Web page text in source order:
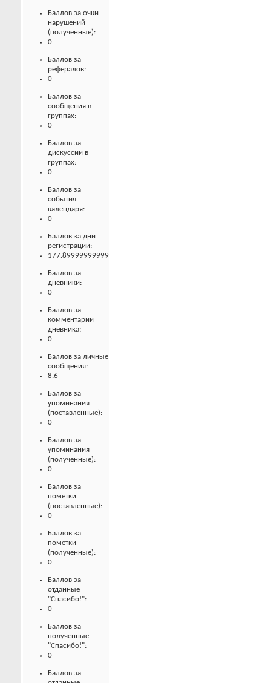
Баллов за очки
нарушений
(полученные):
0
Баллов за
рефералов:
0
Баллов за
сообщения в
группах:
0
Баллов за
дискуссии в
группах:
0
Баллов за
события
календаря:
0
Баллов за дни
регистрации:
177.89999999999
Баллов за
дневники:
0
Баллов за
комментарии
дневника:
0
Баллов за личные
сообщения:
8.6
Баллов за
упоминания
(поставленные):
0
Баллов за
упоминания
(полученные):
0
Баллов за
пометки
(поставленные):
0
Баллов за
пометки
(полученные):
0
Баллов за
отданные
"Спасибо!":
0
Баллов за
полученные
"Спасибо!":
0
Баллов за